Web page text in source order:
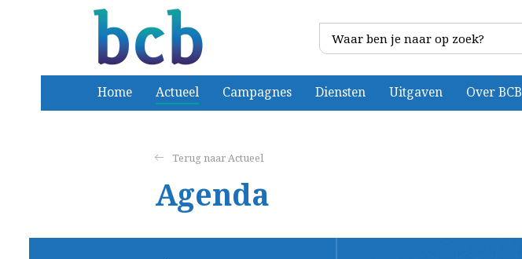
Home Actueel Campagnes Diensten Uitgaven Over BCB
Actueel
Agenda